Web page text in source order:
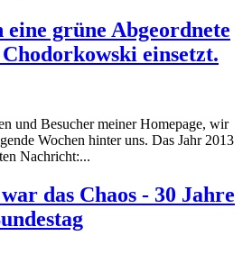
grüne Abgeordnete
einsetzt.
und Besucher meiner Homepage, wir
Wochen hinter uns. Das Jahr 2013
Nachricht:...
das Chaos - 30 Jahre